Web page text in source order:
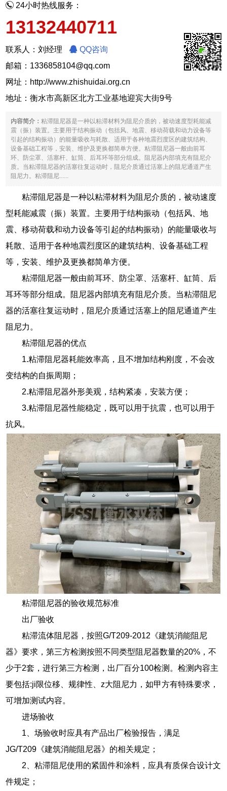
24小时热线服务：
13132440711
联系人：刘经理
QQ咨询
邮箱：1336858104@qq.com
网址： http://www.zhishuidai.org.cn
地址：衡水市高新区北方工业基地迎宾大街9号
内容简介： 粘滞阻尼器是一种以粘滞材料为阻尼介质的，被动速度型耗能减
震（振）装置。主要用于结构振动（包括风、地震、移动荷载和动力设备等
引起的结构振动）的能量吸收与耗散、适用于各种地震烈度区的建筑结构、
设备基础工程等，安装、维护及更换都简单方便。粘滞阻尼器一般由前耳
环、防尘罩、活塞杆、缸筒、后耳环等部分组成。阻尼器内部填充有阻尼介
质。当粘滞阻尼器的活塞往复运动时，阻尼介质通过活塞上的阻尼通道产生
阻尼力。粘滞阻尼......
粘滞阻尼器是一种以粘滞材料为阻尼介质的，被动速度
型耗能减震（振）装置。主要用于结构振动（包括风、地
震、移动荷载和动力设备等引起的结构振动）的能量吸收与
耗散、适用于各种地震烈度区的建筑结构、设备基础工程
等，安装、维护及更换都简单方便。
粘滞阻尼器一般由前耳环、防尘罩、活塞杆、缸筒、后
耳环等部分组成。阻尼器内部填充有阻尼介质。当粘滞阻尼
器的活塞往复运动时，阻尼介质通过活塞上的阻尼通道产生
阻尼力。
粘滞阻尼器的优点
1.粘滞阻尼器耗能效率高，且不增加结构刚度，不会改
变结构的自振周期；
2.粘滞阻尼器外形美观，结构紧凑，安装方便；
3.粘滞阻尼器性能稳定，既可以用于抗震，也可以用于
抗风。
粘滞阻尼器的验收规范标准
出厂验收
粘滞流体阻尼器，按照G/T209-2012《建筑消能阻尼
器》要求，第三方检测按照不同类型阻尼器数量的20%，不
少于2套，进行第三方检测，出厂百分100检测。检测内容主
要包括:ji限位移、规律性、z大阻尼力，如甲方有特殊要求，
可增加测试内容。
进场验收
1、场验收时应具有产品出厂检验报告，满足
JG/T209《建筑消能阻尼器》的相关规定；
2、粘滞阻尼使用的紧固件和涂料，应具有质保合设计文
件规定；